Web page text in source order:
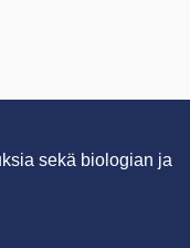
sekä biologian ja